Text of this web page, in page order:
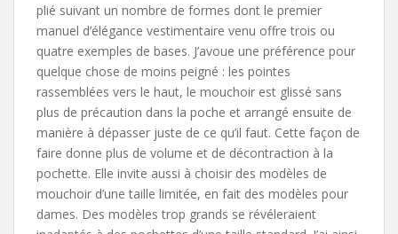
plié suivant un nombre de formes dont le premier
manuel d’élégance vestimentaire venu offre trois ou
quatre exemples de bases. J’avoue une préférence pour
quelque chose de moins peigné : les pointes
rassemblées vers le haut, le mouchoir est glissé sans
plus de précaution dans la poche et arrangé ensuite de
manière à dépasser juste de ce qu’il faut. Cette façon de
faire donne plus de volume et de décontraction à la
pochette. Elle invite aussi à choisir des modèles de
mouchoir d’une taille limitée, en fait des modèles pour
dames. Des modèles trop grands se révéleraient